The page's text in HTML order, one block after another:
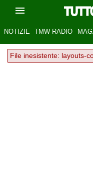
NOTIZIE TMW RADIO
File inesistente: layouts-